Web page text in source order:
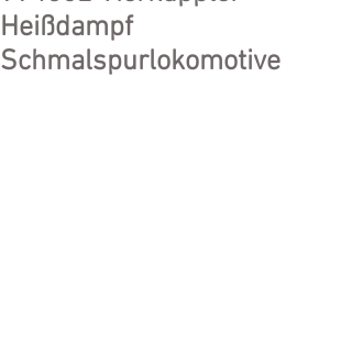
Heißdampf
Schmalspurlokomotive